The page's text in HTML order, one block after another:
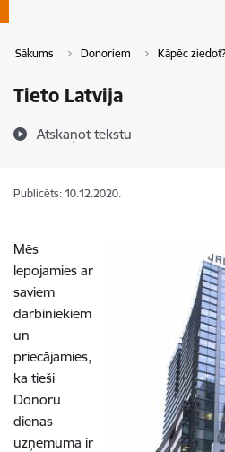
Sākums Donoriem Kāpēc ziedot?
Tieto Latvija
Atskaņot tekstu
Publicēts: 10.12.2020.
Mēs
lepojamies ar
saviem
darbiniekiem
un
priecājamies,
ka tieši
Donoru
dienas
uzņēmumā ir